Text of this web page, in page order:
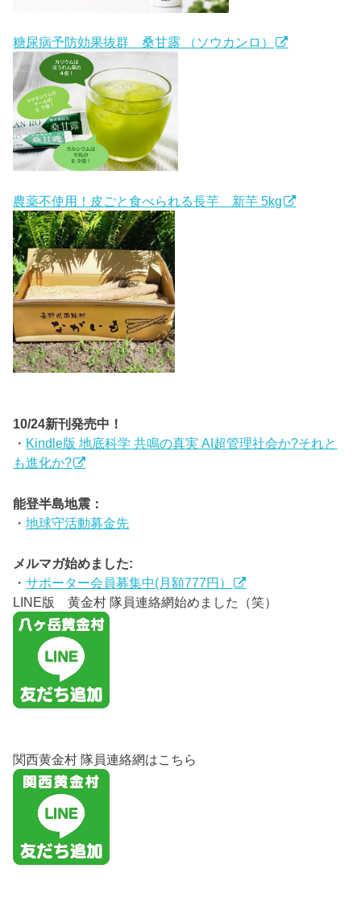
糖尿病予防効果抜群 桑甘露 （ソウカンロ）
農薬不使用！皮ごと食べられる長芋 新芋 5kg
10/24新刊発売中！
・ Kindle版 地底科学 共鳴の真実 AI超管理社会か?それと
も進化か?
能登半島地震：
・地球守活動募金先
メルマガ始めました:
・サポーター会員募集中(月額777円）
LINE版 黄金村 隊員連絡網始めました（笑）
関西黄金村 隊員連絡網はこちら